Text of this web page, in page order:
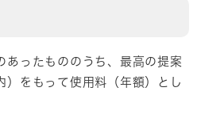
ったもののうち、最高の提案
）をもって使用料（年額）とし